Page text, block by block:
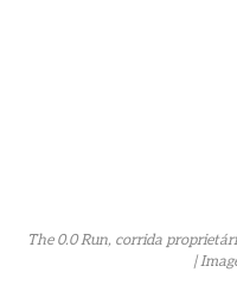
The 0.0 Run, corrida
|